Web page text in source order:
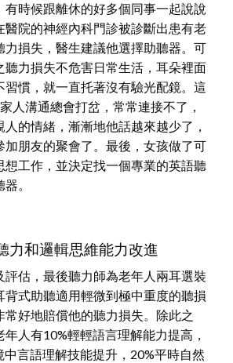
有時候跟離休的好多個同事一起說說
醫院的神經內科門診被診斷出患有老
力損失，醫生建議他選擇助聽器。可
聽力損失不危害日常生活，耳朵裡面
習慣，就一直托著沒有驗光配鏡。這
人溝通總會打岔，常常連接不了，
的情緒，漸漸地他話越來越少了，
加朋友的聚會了。最後，女孩做了可
想工作，並決定找一個專業的英語聽
。
力和邏輯思維能力改進
評估，最後聽力師為老年人兩耳選裝
背式助聽適用輕微到極中重度的聽損
常好地賠償他的聽力損失。除此之
人有10%輕輕語言理解能力提高，
中言語理解技能提升，20%平時自然